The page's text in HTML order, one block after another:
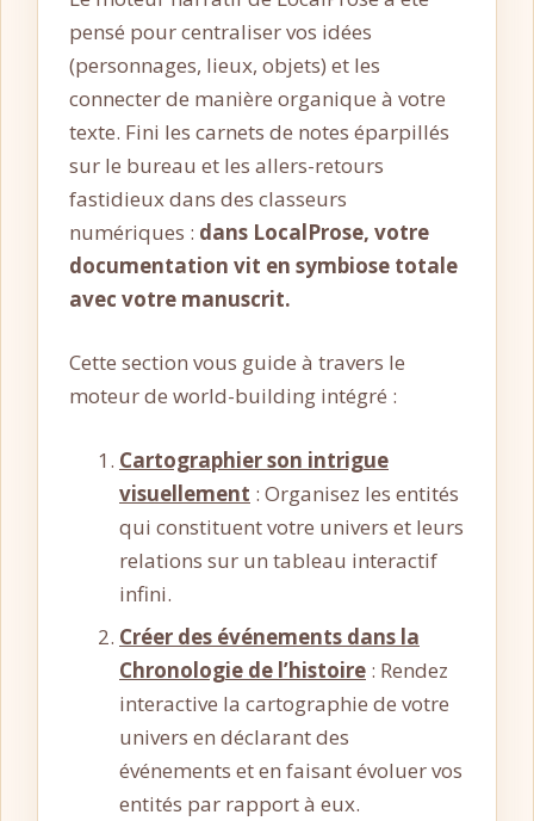
pensé pour centraliser vos idées
(personnages, lieux, objets) et les
connecter de manière organique à votre
texte. Fini les carnets de notes éparpillés
sur le bureau et les allers-retours
fastidieux dans des classeurs
numériques : dans LocalProse, votre
documentation vit en symbiose totale
avec votre manuscrit.
Cette section vous guide à travers le
moteur de world-building intégré :
Cartographier son intrigue
visuellement : Organisez les entités
qui constituent votre univers et leurs
relations sur un tableau interactif
infini.
Créer des événements dans la
Chronologie de l’histoire : Rendez
interactive la cartographie de votre
univers en déclarant des
événements et en faisant évoluer vos
entités par rapport à eux.